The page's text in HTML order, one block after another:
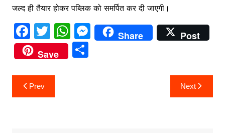
जल्द ही तैयार होकर पब्लिक को समर्पित कर दी जाएगी।
F
a
c
e
b
T
w
itt
er
W
h
at
M
e
Share
Post
Save
S
Post
navigation
Prev Next